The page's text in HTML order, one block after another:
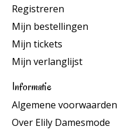
Registreren
Mijn bestellingen
Mijn tickets
Mijn verlanglijst
Informatie
Algemene voorwaarden
Over Elily Damesmode